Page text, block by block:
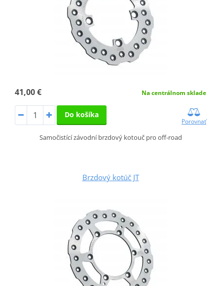
41,00 € Na centrálnom sklade
Do košíka
Porovnať
Samočistící závodní brzdový kotouč pro off-road
Brzdový kotúč JT